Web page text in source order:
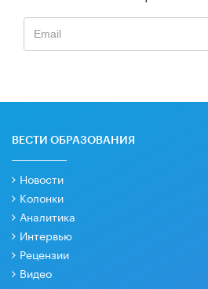
ВЕСТИ ОБРАЗОВАНИЯ
Новости
Колонки
Аналитика
Интервью
Рецензии
Видео